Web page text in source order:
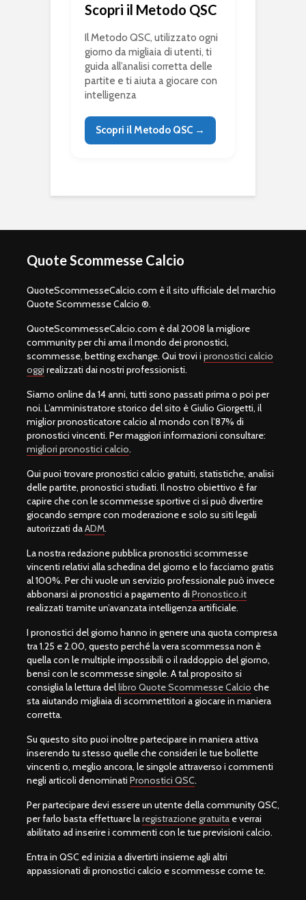
Scopri il Metodo QSC
Il Metodo QSC, utilizzato ogni
giorno da migliaia di utenti, ti
guida all’analisi corretta delle
partite e ti aiuta a giocare con
intelligenza
Scopri il Metodo QSC →
Quote Scommesse Calcio
QuoteScommesseCalcio.com è il sito ufficiale del marchio
Quote Scommesse Calcio ®.
QuoteScommesseCalcio.com è dal 2008 la migliore
community per chi ama il mondo dei pronostici,
scommesse, betting exchange. Qui trovi i pronostici calcio
oggi realizzati dai nostri professionisti.
Siamo online da 14 anni, tutti sono passati prima o poi per
noi. L’amministratore storico del sito è Giulio Giorgetti, il
miglior pronosticatore calcio al mondo con l’87% di
pronostici vincenti. Per maggiori informazioni consultare:
migliori pronostici calcio.
Qui puoi trovare pronostici calcio gratuiti, statistiche, analisi
delle partite, pronostici studiati. Il nostro obiettivo è far
capire che con le scommesse sportive ci si può divertire
giocando sempre con moderazione e solo su siti legali
autorizzati daADM.
La nostra redazione pubblica pronostici scommesse
vincenti relativi alla schedina del giorno e lo facciamo gratis
al 100%. Per chi vuole un servizio professionale può invece
abbonarsi ai pronostici a pagamento di Pronostico.it
realizzati tramite un’avanzata intelligenza artificiale.
I pronostici del giorno hanno in genere una quota compresa
tra 1.25 e 2.00, questo perché la vera scommessa non è
quella con le multiple impossibili o il raddoppio del giorno,
bensì con le scommesse singole. A tal proposito si
consiglia la lettura dellibro Quote Scommesse Calcio che
sta aiutando migliaia di scommettitori a giocare in maniera
corretta.
Su questo sito puoi inoltre partecipare in maniera attiva
inserendo tu stesso quelle che consideri le tue bollette
vincenti o, meglio ancora, le singole attraverso i commenti
negli articoli denominati Pronostici QSC.
Per partecipare devi essere un utente della community QSC,
per farlo basta effettuare laregistrazione gratuita e verrai
abilitato ad inserire i commenti con le tue previsioni calcio.
Entra in QSC ed inizia a divertirti insieme agli altri
appassionati di pronostici calcio e scommesse come te.